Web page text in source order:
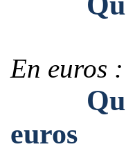
En euros :
euros